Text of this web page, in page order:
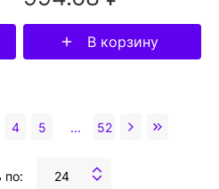
В корзину
4 5 ... 52
по: 24